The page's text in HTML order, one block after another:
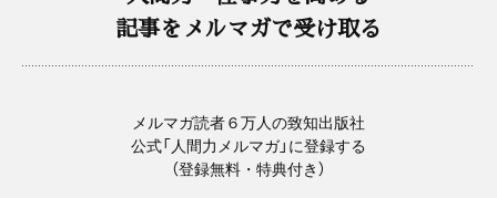
記事をメルマガで受け取る
メルマガ読者６万人の致知出版社
公式「人間力メルマガ」に登録する
（登録無料・特典付き）